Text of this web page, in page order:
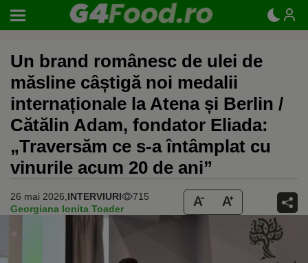
Un brand românesc de ulei de
măsline câștigă noi medalii
internaționale la Atena și Berlin /
Cătălin Adam, fondator Eliada:
„Traversăm ce s-a întâmplat cu
vinurile acum 20 de ani”
26 mai 2026, INTERVIURI
715
Georgiana Ionita Toader